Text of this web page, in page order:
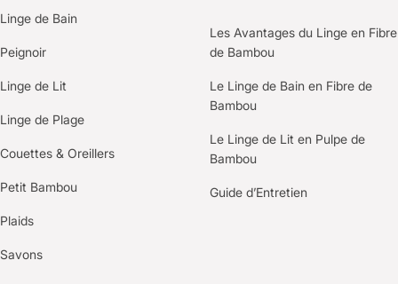
propriétés uniques, un processus de
R&D propriétaire pour mettre au point
la Fibre B®, et un contrôle rigoureux
confection dans les usines
partenaires. L’ensemble du linge est
certifié Oeko-Tex Standard 100.
Linge de Bain
Peignoir
Linge de Lit
Linge de Plage
Couettes & Oreillers
Petit Bambou
Plaids
Savons
Les Avantages du Linge en Fibre
de Bambou
Le Linge de Bain en Fibre de
Bambou
Le Linge de Lit en Pulpe de
Bambou
Guide d’Entretien